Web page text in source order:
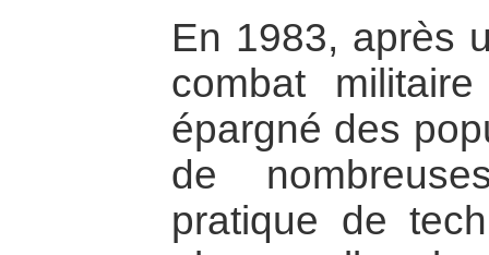
En 1983, après
combat
épargné des
de
pratique de